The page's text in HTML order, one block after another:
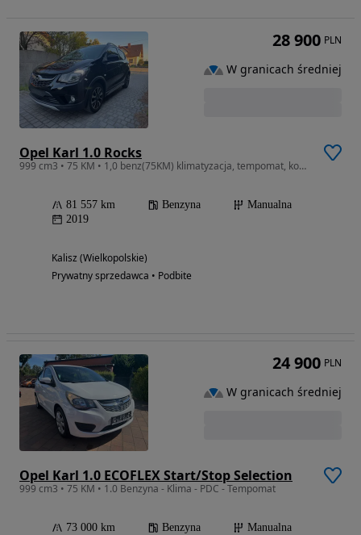
Opel Karl 1.0 Rocks
999 cm3 • 75 KM • 1,0 benz(75KM) klimatyzacja, tempomat, komputer,pdc
81 557 km Benzyna
Manualna
2019
Kalisz (Wielkopolskie)
Prywatny sprzedawca • Podbite
28 900 PLN
W granicach średniej
Opel Karl 1.0 ECOFLEX Start/Stop Selection
999 cm3 • 75 KM • 1.0 Benzyna - Klima - PDC - Tempomat
73 000 km Benzyna
Manualna
24 900 PLN
W granicach średniej